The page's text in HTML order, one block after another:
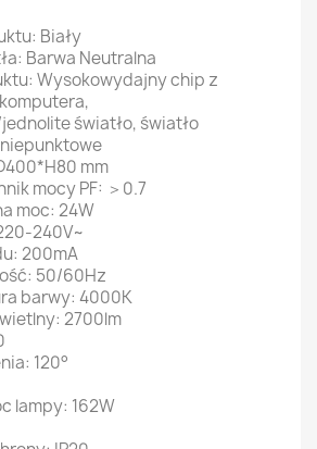
Biały
Barwa Neutralna
Wysokowydajny chip z
światło, światło
mm
mocy PF: ＞0.7
moc: 24W
240V~
200mA
50/60Hz
barwy: 4000K
2700lm
120°
lampy: 162W